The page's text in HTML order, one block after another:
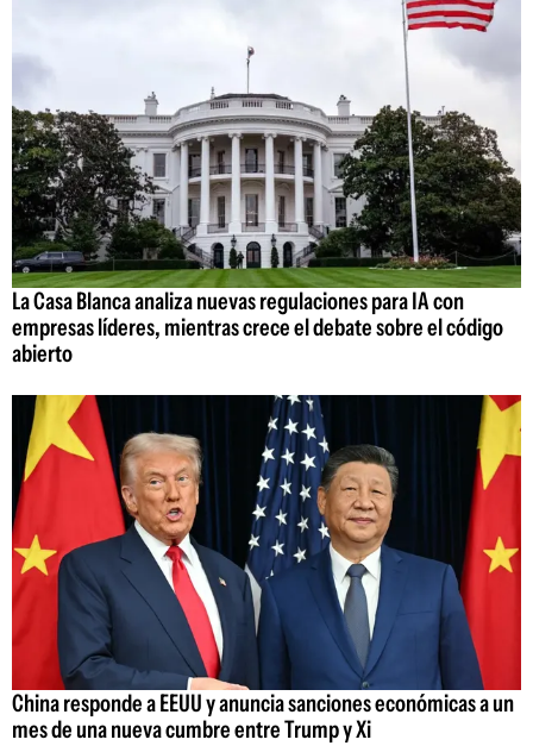
La Casa Blanca analiza nuevas regulaciones para IA con
empresas líderes, mientras crece el debate sobre el código
abierto
China responde a EEUU y anuncia sanciones económicas a un
mes de una nueva cumbre entre Trump y Xi